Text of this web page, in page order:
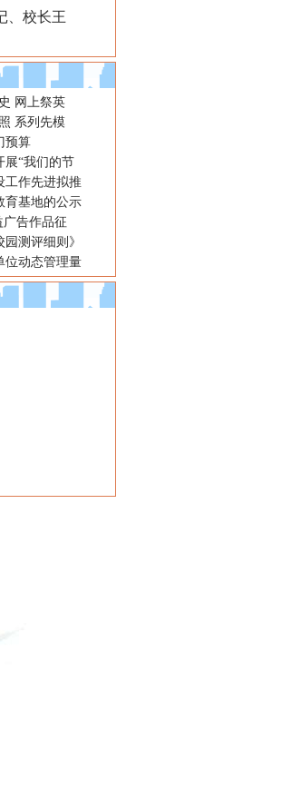
、校长王
网上祭英
系列先模
预算
展“我们的节
工作先进拟推
育基地的公示
广告作品征
测评细则》
位动态管理量